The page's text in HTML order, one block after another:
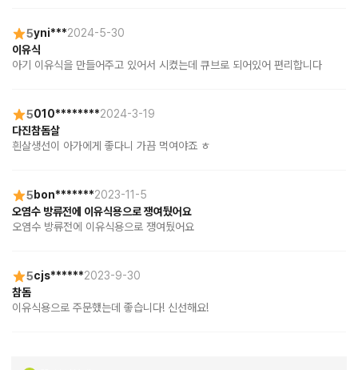
5yni***2024-5-30
이유식
아기 이유식을 만들어주고 있어서 시켰는데 큐브로 되어있어 편리합니다
5010********2024-3-19
다진참돔살
흰살생선이 아가에게 좋다니 가끔 먹여야죠 ㅎ
5 bon*******2023-11-5
오염수 방류전에 이유식용으로 쟁여뒀어요
오염수 방류전에 이유식용으로 쟁여뒀어요
5cjs******2023-9-30
참돔
이유식용으로 주문했는데 좋습니다! 신선해요!